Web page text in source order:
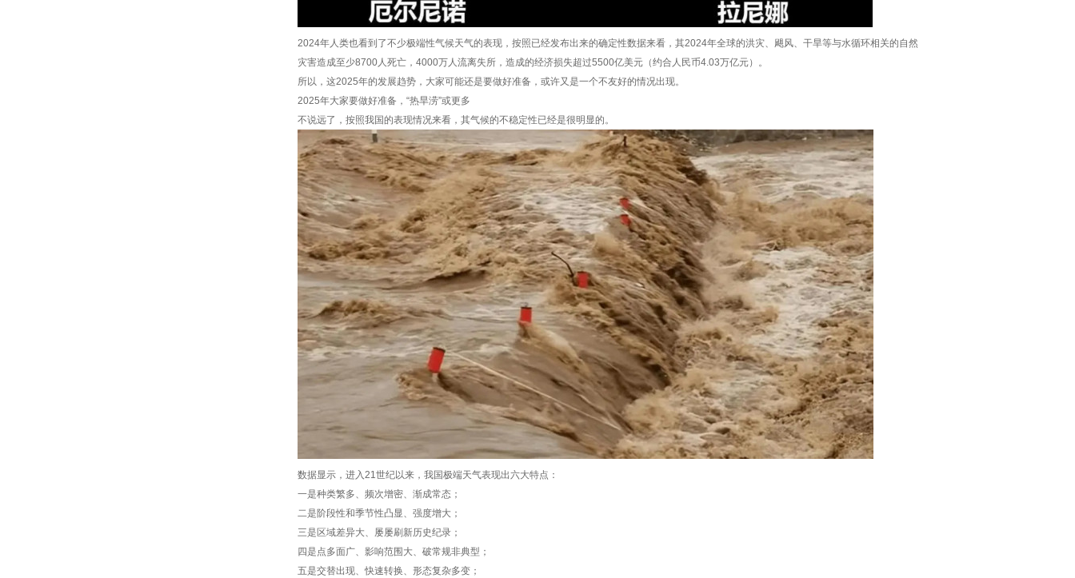
2024年人类也看到了不少极端性气候天气的表现，按照已经发布出来的确定性数据来看，其2024年全球的洪灾、飓风、干旱等与水循环相关的自然
灾害造成至少8700人死亡，4000万人流离失所，造成的经济损失超过5500亿美元（约合人民币4.03万亿元）。
所以，这2025年的发展趋势，大家可能还是要做好准备，或许又是一个不友好的情况出现。
2025年大家要做好准备，“热旱涝”或更多
不说远了，按照我国的表现情况来看，其气候的不稳定性已经是很明显的。
数据显示，进入21世纪以来，我国极端天气表现出六大特点：
一是种类繁多、频次增密、渐成常态；
二是阶段性和季节性凸显、强度增大；
三是区域差异大、屡屡刷新历史纪录；
四是点多面广、影响范围大、破常规非典型；
五是交替出现、快速转换、形态复杂多变；